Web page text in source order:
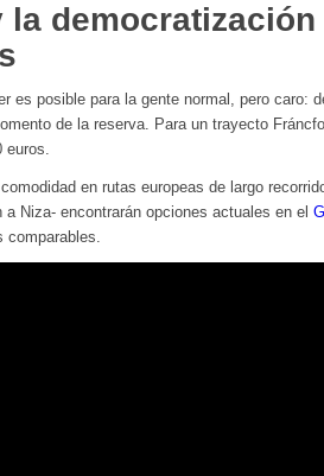
la
es posible para la gente normal, pero caro:
de la reserva. Para un trayecto
euros.
en rutas europeas de largo
a Niza- encontrarán opciones actuales en el
comparables.